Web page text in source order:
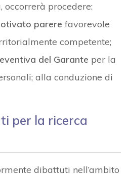
procedere:
parere favorevole
competente;
del Garante per la
alla conduzione di
per la ricerca
dibattuti nell’ambito